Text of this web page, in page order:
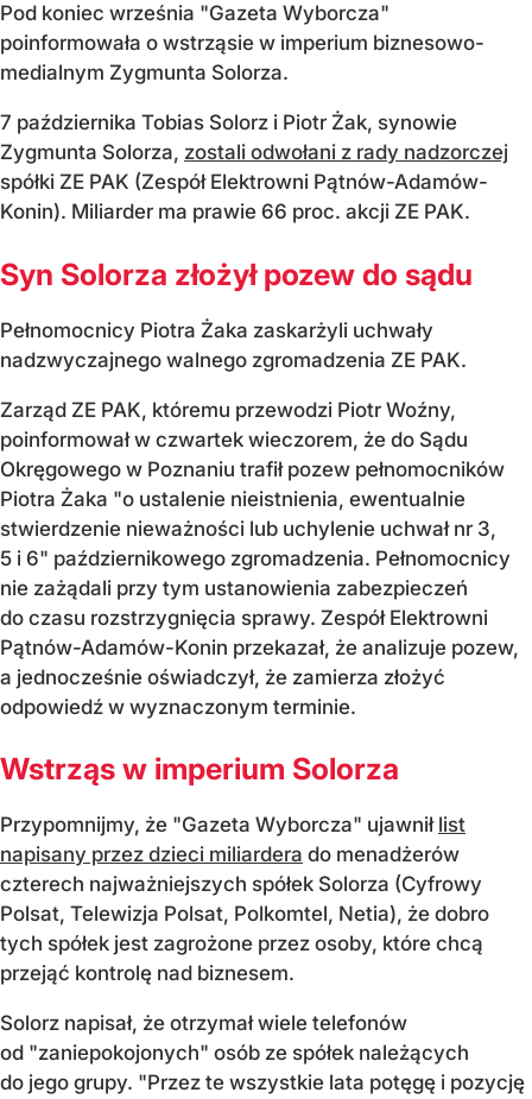
Pod koniec września "Gazeta Wyborcza"
poinformowała o wstrząsie w imperium biznesowo-
medialnym Zygmunta Solorza.
7 października Tobias Solorz i Piotr Żak, synowie
Zygmunta Solorza, zostali odwołani z rady nadzorczej
spółki ZE PAK (Zespół Elektrowni Pątnów-Adamów-
Konin). Miliarder ma prawie 66 proc. akcji ZE PAK.
Syn Solorza złożył pozew do sądu
Pełnomocnicy Piotra Żaka zaskarżyli uchwały
nadzwyczajnego walnego zgromadzenia ZE PAK.
Zarząd ZE PAK, któremu przewodzi Piotr Woźny,
poinformował w czwartek wieczorem, że do Sądu
Okręgowego w Poznaniu trafił pozew pełnomocników
Piotra Żaka "o ustalenie nieistnienia, ewentualnie
stwierdzenie nieważności lub uchylenie uchwał nr 3,
5 i 6" październikowego zgromadzenia. Pełnomocnicy
nie zażądali przy tym ustanowienia zabezpieczeń
do czasu rozstrzygnięcia sprawy. Zespół Elektrowni
Pątnów-Adamów-Konin przekazał, że analizuje pozew,
a jednocześnie oświadczył, że zamierza złożyć
odpowiedź w wyznaczonym terminie.
Wstrząs w imperium Solorza
Przypomnijmy, że "Gazeta Wyborcza" ujawnił list
napisany przez dzieci miliardera do menadżerów
czterech najważniejszych spółek Solorza (Cyfrowy
Polsat, Telewizja Polsat, Polkomtel, Netia), że dobro
tych spółek jest zagrożone przez osoby, które chcą
przejąć kontrolę nad biznesem.
Solorz napisał, że otrzymał wiele telefonów
od "zaniepokojonych" osób ze spółek należących
do jego grupy. "Przez te wszystkie lata potęgę i pozycję